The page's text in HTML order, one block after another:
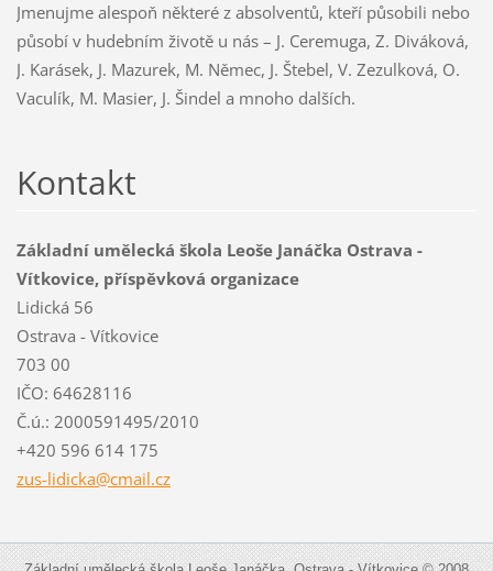
Jmenujme alespoň některé z absolventů, kteří působili nebo
působí v hudebním životě u nás – J. Ceremuga, Z. Diváková,
J. Karásek, J. Mazurek, M. Němec, J. Štebel, V. Zezulková, O.
Vaculík, M. Masier, J. Šindel a mnoho dalších.
Kontakt
Základní umělecká škola Leoše Janáčka Ostrava -
Vítkovice, příspěvková organizace
Lidická 56
Ostrava - Vítkovice
703 00
IČO: 64628116
Č.ú.: 2000591495/2010
+420 596 614 175
zus-lidicka@cmail.cz